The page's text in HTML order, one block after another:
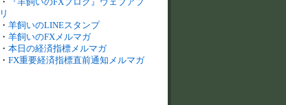
リ
・ 羊飼いのLINEスタンプ
・ 羊飼いのFXメルマガ
・ 本日の経済指標メルマガ
・ FX重要経済指標直前通知メルマガ